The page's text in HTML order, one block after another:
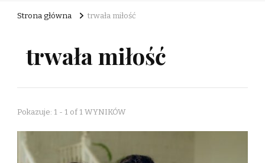
Strona główna trwała miłość
trwała miłość
Pokazuje: 1 - 1 of 1 WYNIKÓW